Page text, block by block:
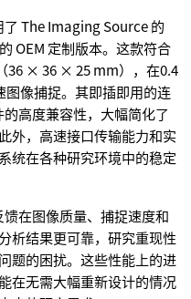
The Imaging Source 的
OEM 定制版本。这款符合
36 × 36 × 25 mm），在0.4
像捕捉。其即插即用的连
高度兼容性，大幅简化了
外，高速接口传输能力和实
统在各种研究环境中的稳定
在图像质量、捕捉速度和
析结果更可靠，研究重现性
题的困扰。这些性能上的进
在无需大幅重新设计的情况